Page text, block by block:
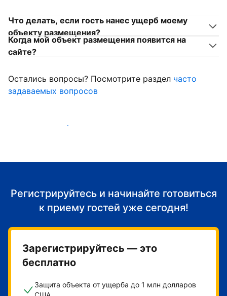
Что делать, если гость нанес ущерб моему
объекту размещения?
Когда мой объект размещения появится на
сайте?
Остались вопросы? Посмотрите раздел часто
задаваемых вопросов
Начать принимать гостей
Регистрируйтесь и начинайте готовиться
к приему гостей уже сегодня!
Зарегистрируйтесь — это
бесплатно
Защита объекта от ущерба до 1 млн долларов